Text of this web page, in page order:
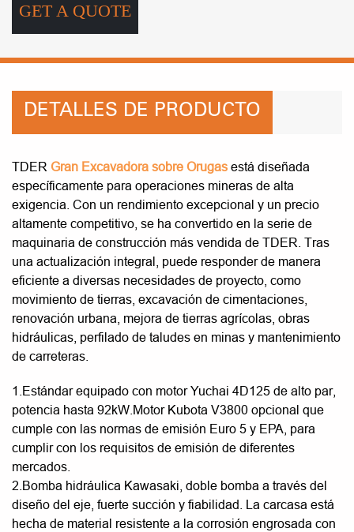
GET A QUOTE
DETALLES DE PRODUCTO
TDER Gran Excavadora sobre Orugas está diseñada
específicamente para operaciones mineras de alta
exigencia. Con un rendimiento excepcional y un precio
altamente competitivo, se ha convertido en la serie de
maquinaria de construcción más vendida de TDER. Tras
una actualización integral, puede responder de manera
eficiente a diversas necesidades de proyecto, como
movimiento de tierras, excavación de cimentaciones,
renovación urbana, mejora de tierras agrícolas, obras
hidráulicas, perfilado de taludes en minas y mantenimiento
de carreteras.
1.Estándar equipado con motor Yuchai 4D125 de alto par,
potencia hasta 92kW.Motor Kubota V3800 opcional que
cumple con las normas de emisión Euro 5 y EPA, para
cumplir con los requisitos de emisión de diferentes
mercados.
2.Bomba hidráulica Kawasaki, doble bomba a través del
diseño del eje, fuerte succión y fiabilidad. La carcasa está
hecha de material resistente a la corrosión engrosada con